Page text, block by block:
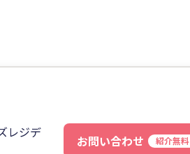
レジデ
お問い合わせ 紹介無料